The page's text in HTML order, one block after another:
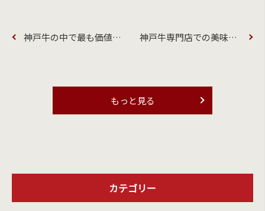
神戸牛の中で最も価値の高い部位の一つサーロイン 神戸牛専門店での美味しい焼肉の食べ方
もっと見る
カテゴリー